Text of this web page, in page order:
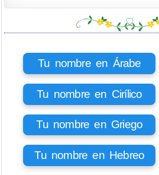
Tu nombre en Árabe
Tu nombre en Cirílico
Tu nombre en Griego
Tu nombre en Hebreo